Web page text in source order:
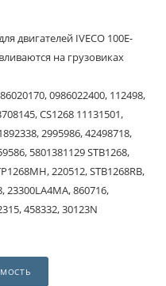
двигателей IVECO 100E-
на грузовиках
0986022400, 112498,
CS1268 11131501,
2995986, 42498718,
5801381129 STB1268,
220512, STB1268RB,
23300LA4MA, 860716,
458332, 30123N